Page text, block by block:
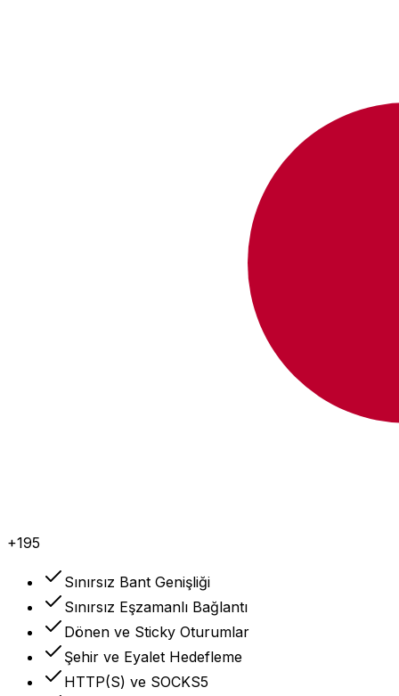
+195
Sınırsız Bant Genişliği
Sınırsız Eşzamanlı Bağlantı
Dönen ve Sticky Oturumlar
Şehir ve Eyalet Hedefleme
HTTP(S) ve SOCKS5